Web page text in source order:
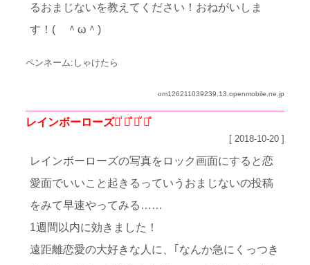
るおまじないを教えてください！おねがいしま
す！( ＾ω＾)
ペンネーム:しゃけたら
om126211039239.13.openmobile.ne.jp
レインボーローズ♡ͥ ♡ͦ ♡ͮ ♡ͤ
[ 2018-10-20 ]
レインボーローズの写真をロック画面にすると恋
愛面でいいこと起きるっていうおまじないの投稿
をみて早速やってみる……
1週間以内に効きました！
遠距離恋愛の大好きな人に、｢なんか急にくっつき